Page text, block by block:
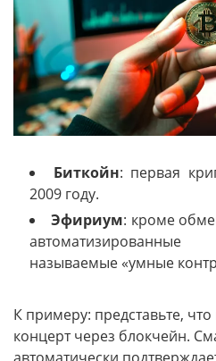
Биткойн: первая
2009 году.
Эфириум: кроме
называемые «умные
К примеру: представьте,
концерт через блокчейн.